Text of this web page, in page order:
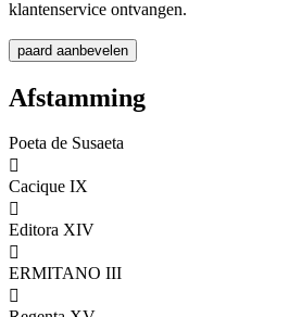
klantenservice ontvangen.
Afstamming
Poeta de Susaeta

Cacique IX

Editora XIV

ERMITANO III
